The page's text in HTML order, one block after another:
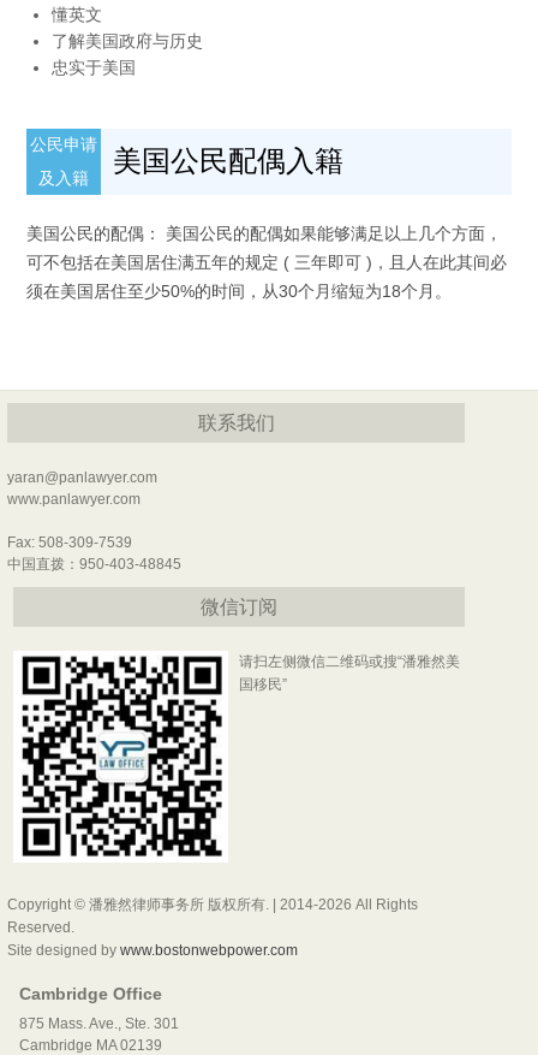
懂英文
了解美国政府与历史
忠实于美国
公民申请
及入籍
美国公民配偶入籍
美国公民的配偶： 美国公民的配偶如果能够满足以上几个方面，
可不包括在美国居住满五年的规定 ( 三年即可 )，且人在此其间必
须在美国居住至少50%的时间，从30个月缩短为18个月。
联系我们
yaran@panlawyer.com
www.panlawyer.com
Fax: 508-309-7539
中国直拨：950-403-48845
微信订阅
请扫左侧微信二维码或搜“潘雅然美
国移民”
Copyright © 潘雅然律师事务所 版权所有. | 2014-2026 All Rights
Reserved.
Site designed by www.bostonwebpower.com
Cambridge Office
875 Mass. Ave., Ste. 301
Cambridge MA 02139